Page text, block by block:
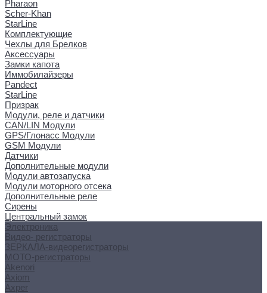
Pharaon
Scher-Khan
StarLine
Комплектующие
Чехлы для Брелков
Аксессуары
Замки капота
Иммобилайзеры
Pandect
StarLine
Призрак
Модули, реле и датчики
CAN/LIN Модули
GPS/Глонасс Модули
GSM Модули
Датчики
Дополнительные модули
Модули автозапуска
Модули моторного отсека
Дополнительные реле
Сирены
Центральный замок
Электроника
Видео- регистраторы
ЗЕРКАЛА-видеорегистраторы
МОТО-регистраторы
Akenori
Axiom
Axper